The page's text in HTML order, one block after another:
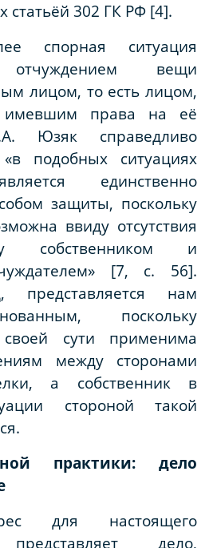
статьёй 302 ГК РФ [4].
спорная ситуация
вещи
лицом, то есть лицом,
имевшим права на её
Юзяк справедливо
подобных ситуациях
единственно
защиты, поскольку
ввиду отсутствия
собственником и
[7, с. 56].
представляется нам
поскольку
сути применима
между сторонами
а собственник в
стороной такой
практики: дело
для настоящего
представляет дело,